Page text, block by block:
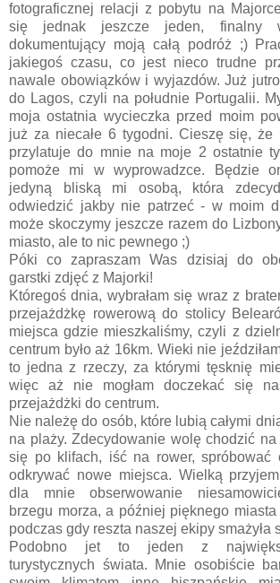
fotograficznej relacji z pobytu na
się jednak jeszcze jeden, finalny
dokumentujący moją całą podróż ;)
jakiegoś czasu, co jest nieco trudne
nawale obowiązków i wyjazdów. Już
do Lagos, czyli na południe Portugalii.
moja ostatnia wycieczka przed moim
już za niecałe 6 tygodni. Cieszę się, że
przylatuje do mnie na moje 2 ostatnie
pomoże mi w wyprowadzce. Będzie
jedyną bliską mi osobą, która
odwiedzić jakby nie patrzeć - w moim
może skoczymy jeszcze razem do
miasto, ale to nic pewnego ;)
Póki co zapraszam Was dzisiaj do
garstki zdjęć z Majorki!
Któregoś dnia, wybrałam się wraz z
przejażdżkę rowerową do stolicy
miejsca gdzie mieszkaliśmy, czyli z
centrum było aż 16km. Wieki nie
to jedna z rzeczy, za którymi tęsknię
więc aż nie mogłam doczekać się
przejażdżki do centrum.
Nie należę do osób, które lubią całymi
na plaży. Zdecydowanie wolę chodzić
się po klifach, iść na rower, spróbować
odkrywać nowe miejsca. Wielką
dla mnie obserwowanie
brzegu morza, a później pięknego
podczas gdy reszta naszej ekipy smażyła
Podobno jet to jeden z
turystycznych świata. Mnie osobiście